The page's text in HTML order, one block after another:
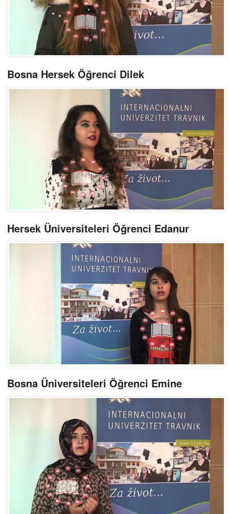
Bosna Hersek Öğrenci Dilek
Hersek Üniversiteleri Öğrenci Edanur
Bosna Üniversiteleri Öğrenci Emine